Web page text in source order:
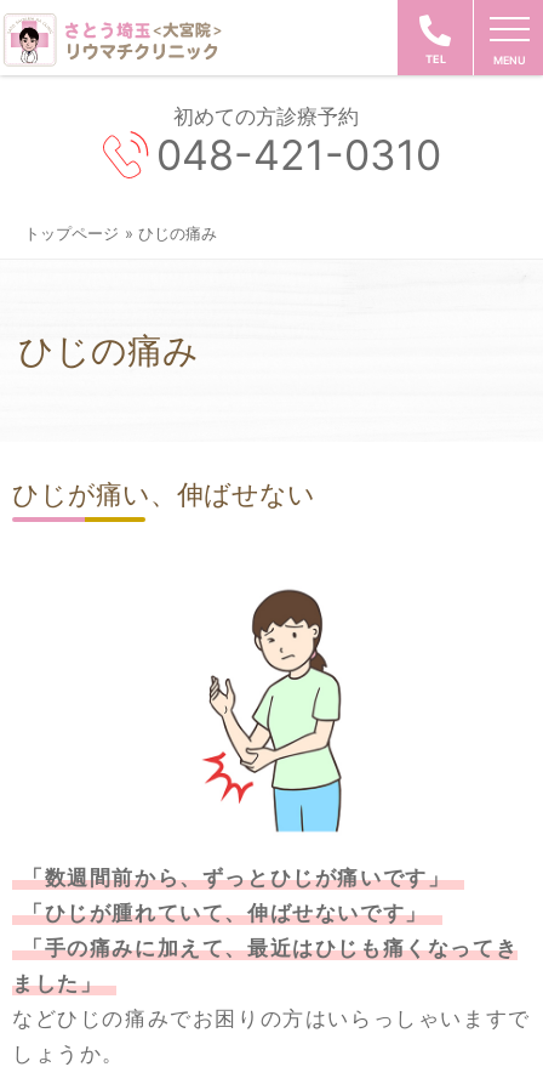
TEL
初めての方診療予約
048-421-0310
トップページ » ひじの痛み
ひじの痛み
ひじが痛い、伸ばせない
「数週間前から、ずっとひじが痛いです」
「ひじが腫れていて、伸ばせないです」
「手の痛みに加えて、最近はひじも痛くなってき
ました」
などひじの痛みでお困りの方はいらっしゃいますで
しょうか。